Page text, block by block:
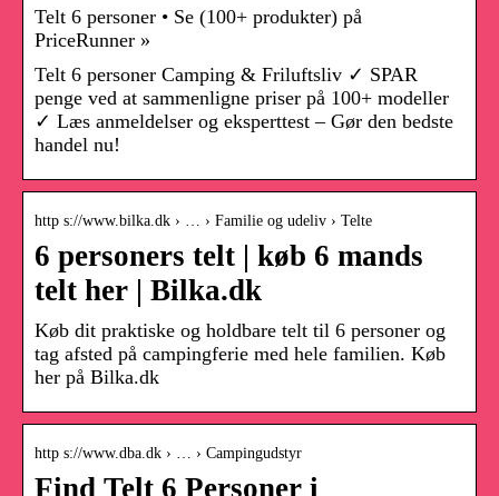
Telt 6 personer • Se (100+ produkter) på
PriceRunner »
Telt 6 personer Camping & Friluftsliv ✓ SPAR
penge ved at sammenligne priser på 100+ modeller
✓ Læs anmeldelser og eksperttest – Gør den bedste
handel nu!
http s://www.bilka.dk › … › Familie og udeliv › Telte
6 personers telt | køb 6 mands
telt her | Bilka.dk
Køb dit praktiske og holdbare telt til 6 personer og
tag afsted på campingferie med hele familien. Køb
her på Bilka.dk
http s://www.dba.dk › … › Campingudstyr
Find Telt 6 Personer i